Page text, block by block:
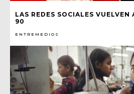
LAS REDES SOCIALES
90
ENTREMEDIOS